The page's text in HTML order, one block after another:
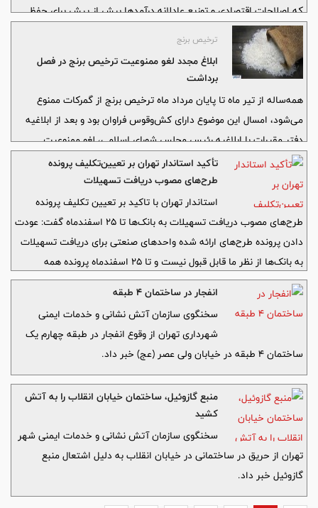
که اصلاحات اقتصادی و توزیع عادلانه درآمدها بیش از پیش برای حفظ
ثبات اجتماعی ضروری است.ترخیص برنج
ابلاغ مجدد لغو ممنوعیت ترخیص برنج در فصل
برداشت
همه‌ساله از تیر ماه تا پایان مرداد ماه ترخیص برنج از گمرکات ممنوع
می‌شود، امسال این موضوع دارای کش‌وقوس فراوان بود و بعد از ابلاغیه
دفتر مقررات با ابلاغیه رئیس مجلس شورای اسلامی، لغو ممنوعیت
ترخیص برنج متوقف شد، اما با نامه روز گذشته دفتر مقررات به گمرک
ایران لغو ممنوعیت ترخیص برنج مجدداً به جریان افتاده است.
تأکید استاندار تهران بر تعیین‌تکلیف پرونده
طرح‌های مصوب دریافت تسهیلات
استاندار تهران با تاکید بر تعیین تکلیف پرونده
طرح‌های مصوب دریافت تسهیلات به بانک‌ها تا ٢٥ اسفندماه گفت: عودت
دادن پرونده طرح‌های ارائه شده واحدهای صنعتی برای دریافت تسهیلات
به بانک‌ها از نظر ما قابل قبول نیست و تا ٢٥ اسفندماه پرونده همه
طرح‌های ارجاع شده باید تعیین تکلیف شوند.
انفجار در ساختمان 4 طبقه
سخنگوی سازمان آتش نشانی و خدمات ایمنی
شهرداری تهران از وقوع انفجار در طبقه چهارم یک
ساختمان 4 طبقه در خیابان ولی عصر (عج) خبر داد.
منبع گازوئیل، ساختمان خیابان انقلاب را به آتش
کشید
سخنگوی سازمان آتش نشانی و خدمات ایمنی شهر
تهران از حریق در ساختمانی در خیابان انقلاب به دلیل اشتعال منبع
گازوئیل خبر داد.